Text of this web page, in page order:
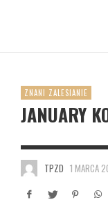
ZNANI ZALESIANIE
JANUARY
TPZD 1 MARCA